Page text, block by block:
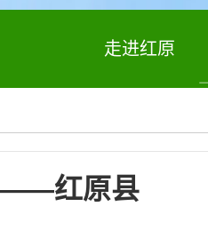
走进红原
——红原县